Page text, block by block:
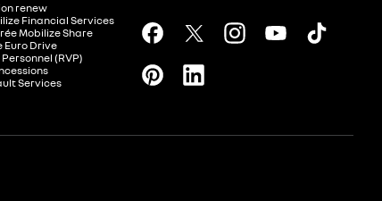
renew
Financial Services
Mobilize Share
Drive
(RVP)
Services